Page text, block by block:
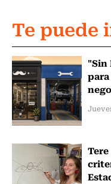
Te puede
"Sin